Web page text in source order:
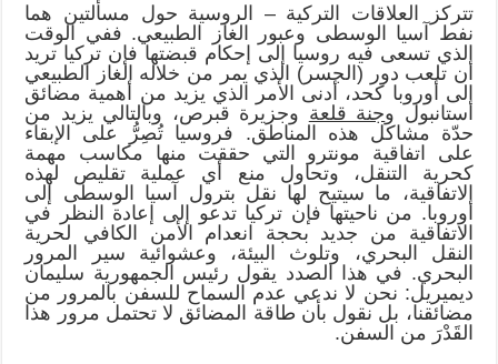
تتركز العلاقات التركية – الروسية حول مسألتين هما
نفط آسيا الوسطى وعبور الغاز الطبيعي. ففي الوقت
الذي تسعى فيه روسيا إلى إحكام قبضتها فإن تركيا تريد
أن تلعب دور (الجسر) الذي يمر من خلاله الغاز الطبيعي
إلى أوروبا كحد، أدنى الأمر الذي يزيد من أهمية مضائق
استانبول وجنة قلعة وجزيرة قبرص، وبالتالي يزيد من
حدّة مشاكل هذه المناطق. فروسيا تُصِرُّ على الإبقاء
على اتفاقية مونترو التي حققت منها مكاسب مهمة
كحرية التنقل، وتحاول منع أي عملية تقليص لهذه
الاتفاقية، ما سيتيح لها نقل بترول آسيا الوسطى إلى
أوروبا. من ناحيتها فإن تركيا تدعو إلى إعادة النظر في
الاتفاقية من جديد بحجة انعدام الأمن الكافي لحرية
النقل البحري، وتلوث البيئة، وعشوائية سير المرور
البحري. في هذا الصدد يقول رئيس الجمهورية سليمان
ديميريل: نحن لا ندعي عدم السماح للسفن بالمرور من
مضائقنا، بل نقول بأن طاقة المضائق لا تحتمل مرور هذا
القَدْرَ من السفن.